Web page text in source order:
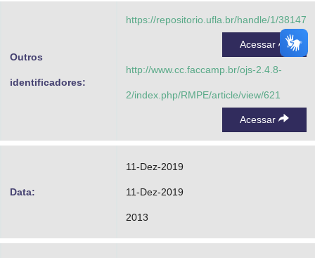
Outros
identificadores:
https://repositorio.ufla.br/handle/1/38147
Acessar
http://www.cc.faccamp.br/ojs-2.4.8-
2/index.php/RMPE/article/view/621
Acessar
Data:
11-Dez-2019
11-Dez-2019
2013